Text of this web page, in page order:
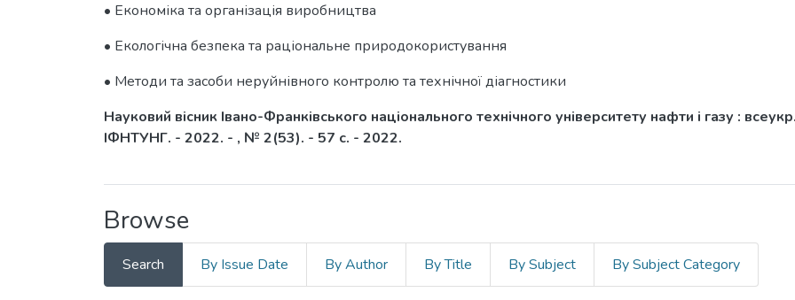
• Економіка та організація виробництва
• Екологічна безпека та раціональне природокористування
• Методи та засоби неруйнівного контролю та технічної діагностики
Науковий вісник Івано-Франківського національного технічного університету нафти і газу :
ІФНТУНГ. - 2022. - , № 2(53). - 57 c. - 2022.
Browse
Search By Issue Date By Author By Title By Subject By Subject Category